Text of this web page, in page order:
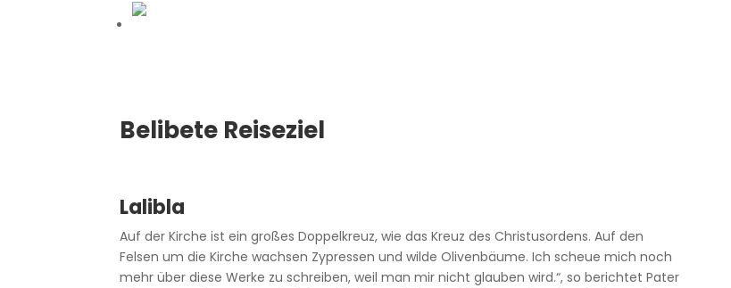
Belibete Reiseziel
Lalibla
Auf der Kirche ist ein großes Doppelkreuz, wie das Kreuz des Christusordens. Auf den
Felsen um die Kirche wachsen Zypressen und wilde Olivenbäume. Ich scheue mich noch
mehr über diese Werke zu schreiben, weil man mir nicht glauben wird.“, so berichtet Pater